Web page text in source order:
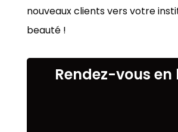
nouveaux clients vers votre
beauté !
Rendez-vous en